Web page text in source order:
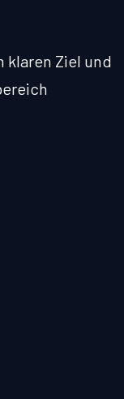
klaren Ziel und